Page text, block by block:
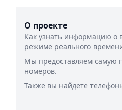
О проекте
Как узнать информацию о
режиме реального
Мы предоставляем самую
номеров.
Также вы найдете